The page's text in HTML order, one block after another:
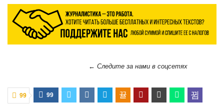
← Следите за нами в соцсетях
99 99